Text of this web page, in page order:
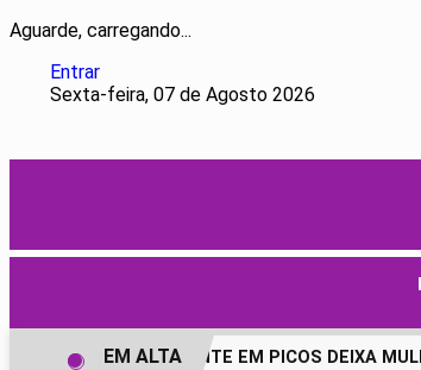
Aguarde, carregando...
Entrar
Sexta-feira, 07 de Agosto 2026
GRAVE ACIDENTE EM PICOS DEIXA
EM ALTA